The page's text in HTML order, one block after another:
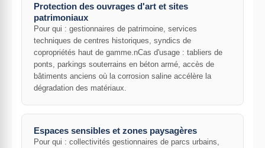
Protection des ouvrages d'art et sites
patrimoniaux
Pour qui : gestionnaires de patrimoine, services
techniques de centres historiques, syndics de
copropriétés haut de gamme.nCas d'usage : tabliers de
ponts, parkings souterrains en béton armé, accès de
bâtiments anciens où la corrosion saline accélère la
dégradation des matériaux.
Espaces sensibles et zones paysagères
Pour qui : collectivités gestionnaires de parcs urbains,